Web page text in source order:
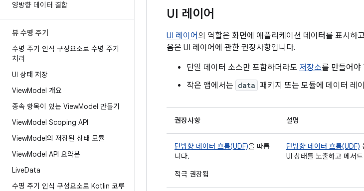
양방향 데이터 결합
뷰 수명 주기
수명 주기 인식 구성요소로 수명 주기
처리
UI 상태 저장
ViewModel 개요
종속 항목이 있는 ViewModel 만들기
ViewModel Scoping API
ViewModel의 저장된 상태 모듈
ViewModel API 요약본
LiveData
수명 주기 인식 구성요소로 Kotlin 코루
UI 레이어
UI 레이어 의 역할은 화면에 애플리케이션 데이터를 표시하
음은 UI 레이어에 관한 권장사항입니다.
단일 데이터 소스만 포함하더라도 저장소를 만들어야
작은 앱에서는 data 패키지 또는 모듈에 데이터 레
권장사항 설명
단방향 데이터 흐름(UDF)을 따릅
니다.
적극 권장됨
단방향 데이터 흐름(UDF)
UI 상태를 노출하고 메서